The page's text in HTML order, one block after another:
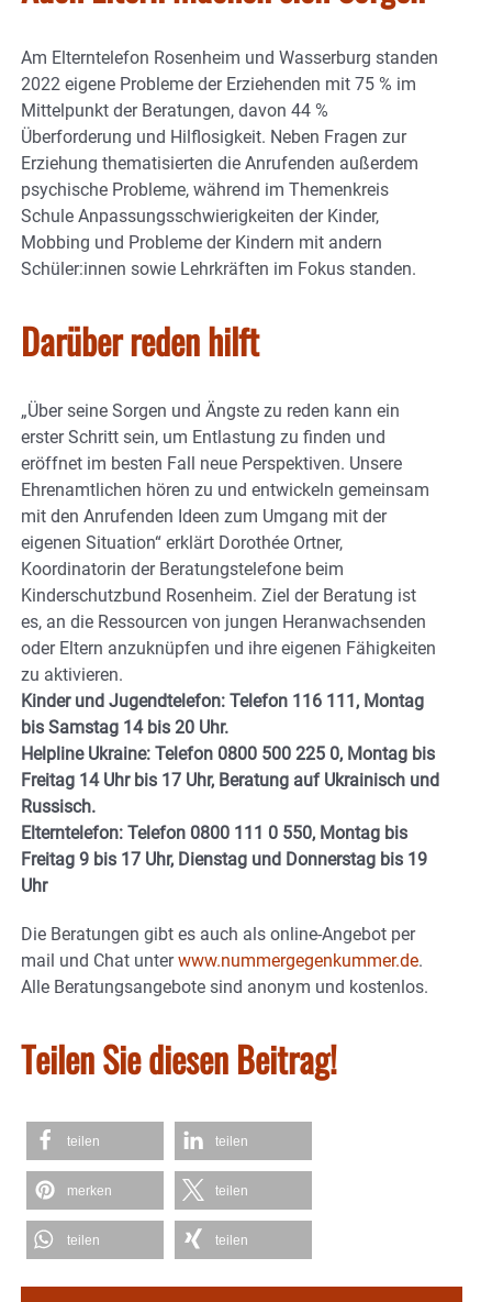
Am Elterntelefon Rosenheim und Wasserburg standen
2022 eigene Probleme der Erziehenden mit 75 % im
Mittelpunkt der Beratungen, davon 44 %
Überforderung und Hilflosigkeit. Neben Fragen zur
Erziehung thematisierten die Anrufenden außerdem
psychische Probleme, während im Themenkreis
Schule Anpassungsschwierigkeiten der Kinder,
Mobbing und Probleme der Kindern mit andern
Schüler:innen sowie Lehrkräften im Fokus standen.
Darüber reden hilft
„Über seine Sorgen und Ängste zu reden kann ein
erster Schritt sein, um Entlastung zu finden und
eröffnet im besten Fall neue Perspektiven. Unsere
Ehrenamtlichen hören zu und entwickeln gemeinsam
mit den Anrufenden Ideen zum Umgang mit der
eigenen Situation“ erklärt Dorothée Ortner,
Koordinatorin der Beratungstelefone beim
Kinderschutzbund Rosenheim. Ziel der Beratung ist
es, an die Ressourcen von jungen Heranwachsenden
oder Eltern anzuknüpfen und ihre eigenen Fähigkeiten
zu aktivieren.
Kinder und Jugendtelefon: Telefon 116 111, Montag
bis Samstag 14 bis 20 Uhr.
Helpline Ukraine: Telefon 0800 500 225 0, Montag bis
Freitag 14 Uhr bis 17 Uhr, Beratung auf Ukrainisch und
Russisch.
Elterntelefon: Telefon 0800 111 0 550, Montag bis
Freitag 9 bis 17 Uhr, Dienstag und Donnerstag bis 19
Uhr
Die Beratungen gibt es auch als online-Angebot per
mail und Chat unterwww.nummergegenkummer.de.
Alle Beratungsangebote sind anonym und kostenlos.
Teilen Sie diesen Beitrag!
teilen teilen
merken teilen
teilen teilen